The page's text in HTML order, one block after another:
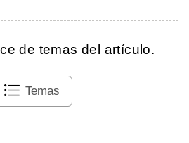
de temas del artículo.
Temas